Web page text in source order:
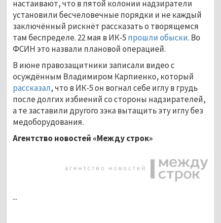
настаивают, что в пятой колонии надзиратели
установили бесчеловечные порядки и не каждый
заключённый рискнёт рассказать о творящемся
там беспределе. 22 мая в ИК-5 прошли обыски. Во
ФСИН это назвали плановой операцией.
В июне правозащитники записали видео с
осуждённым Владимиром Карпиенко, который
рассказал, что в ИК-5 он вогнал себе иглу в грудь
после долгих избиений со стороны надзирателей,
а те заставили другого зэка вытащить эту иглу без
медоборудования.
Агентство новостей «Между строк»
...